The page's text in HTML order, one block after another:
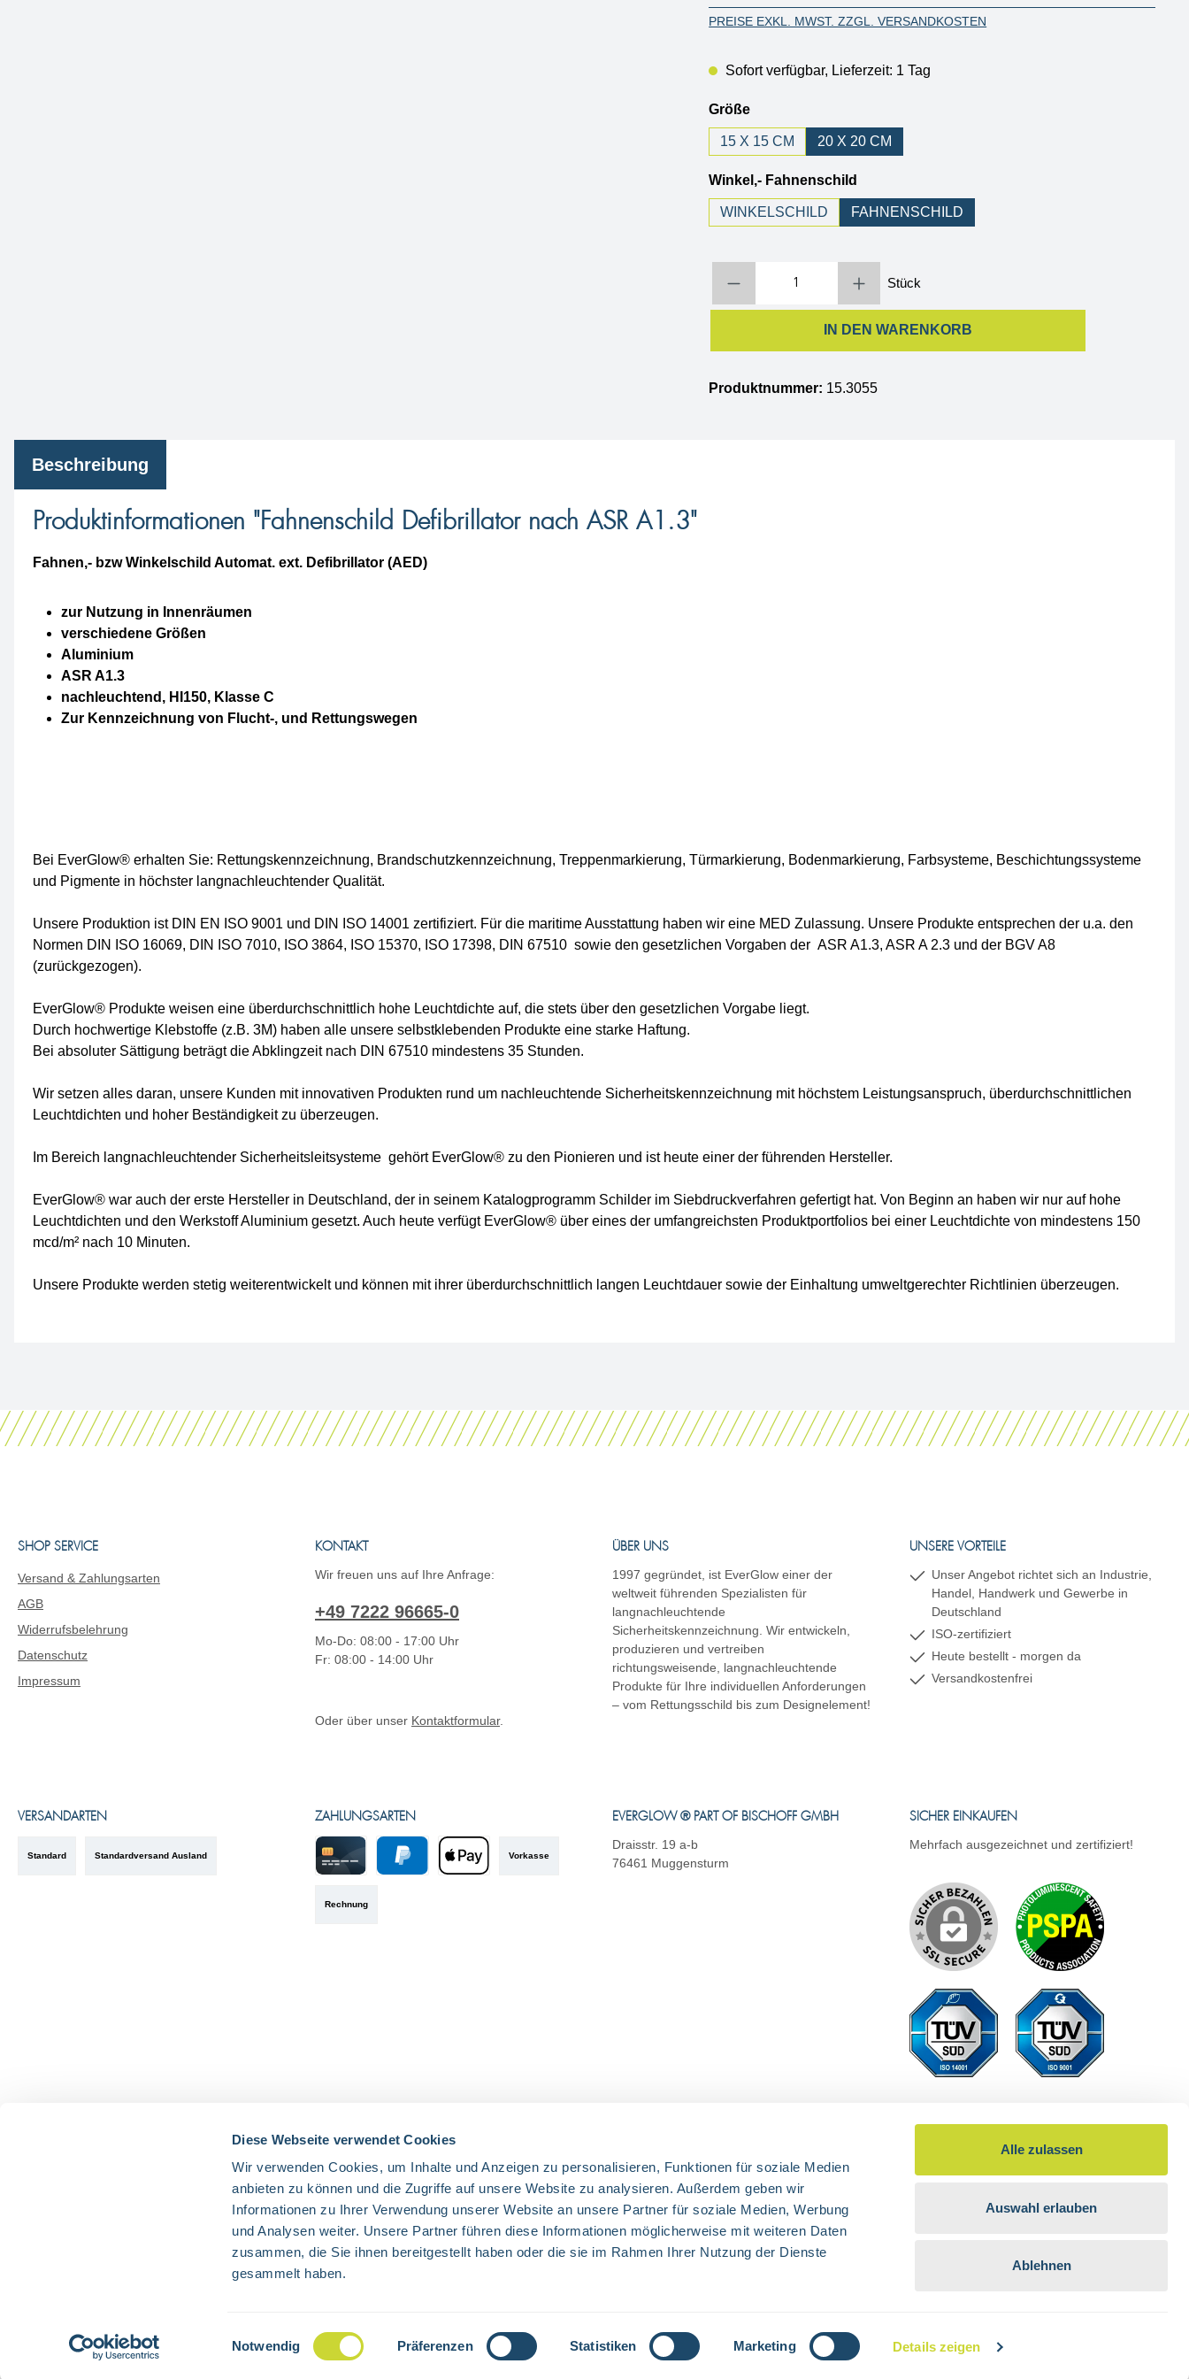
Diese Webseite verwendet Cookies
Wir verwenden Cookies, um Inhalte und Anzeigen zu personalisieren, Funktionen für soziale Medien
anbieten zu können und die Zugriffe auf unsere Website zu analysieren. Außerdem geben wir
Informationen zu Ihrer Verwendung unserer Website an unsere Partner für soziale Medien, Werbung
und Analysen weiter. Unsere Partner führen diese Informationen möglicherweise mit weiteren Daten
zusammen, die Sie ihnen bereitgestellt haben oder die sie im Rahmen Ihrer Nutzung der Dienste
gesammelt haben.
Einwilligungsauswahl
Notwendig Präferenzen Statistiken Marketing Details zeigen
Alle zulassen
Auswahl erlauben
Ablehnen
PREISE EXKL. MWST. ZZGL. VERSANDKOSTEN
Sofort verfügbar, Lieferzeit: 1 Tag
Größeauswählen
15 X 15 CM 20 X 20 CM
Winkel,- Fahnenschild
WINKELSCHILD FAHNENSCHILD
Stück
IN DEN WARENKORB
Produktnummer: 15.3055
Beschreibung
Produktinformationen "Fahnenschild Defibrillator nach ASR A1.3"
Fahnen,- bzw Winkelschild Automat. ext. Defibrillator (AED)
zur Nutzung in Innenräumen
verschiedene Größen
Aluminium
ASR A1.3
nachleuchtend, HI150, Klasse C
Zur Kennzeichnung von Flucht-, und Rettungswegen
Bei EverGlow® erhalten Sie: Rettungskennzeichnung, Brandschutzkennzeichnung, Treppenmarkierung, Türmarkierung, Bodenmarkierung, Farbsysteme, Beschichtungssysteme
und Pigmente in höchster langnachleuchtender Qualität.
Unsere Produktion ist DIN EN ISO 9001 und DIN ISO 14001 zertifiziert. Für die maritime Ausstattung haben wir eine MED Zulassung. Unsere Produkte entsprechen der u.a. den
Normen DIN ISO 16069, DIN ISO 7010, ISO 3864, ISO 15370, ISO 17398, DIN 67510 sowie den gesetzlichen Vorgaben der ASR A1.3, ASR A 2.3 und der BGV A8
(zurückgezogen).
EverGlow® Produkte weisen eine überdurchschnittlich hohe Leuchtdichte auf, die stets über den gesetzlichen Vorgabe liegt.
Durch hochwertige Klebstoffe (z.B. 3M) haben alle unsere selbstklebenden Produkte eine starke Haftung.
Bei absoluter Sättigung beträgt die Abklingzeit nach DIN 67510 mindestens 35 Stunden.
Wir setzen alles daran, unsere Kunden mit innovativen Produkten rund um nachleuchtende Sicherheitskennzeichnung mit höchstem Leistungsanspruch, überdurchschnittlichen
Leuchtdichten und hoher Beständigkeit zu überzeugen.
Im Bereich langnachleuchtender Sicherheitsleitsysteme gehört EverGlow® zu den Pionieren und ist heute einer der führenden Hersteller.
EverGlow® war auch der erste Hersteller in Deutschland, der in seinem Katalogprogramm Schilder im Siebdruckverfahren gefertigt hat. Von Beginn an haben wir nur auf hohe
Leuchtdichten und den Werkstoff Aluminium gesetzt. Auch heute verfügt EverGlow® über eines der umfangreichsten Produktportfolios bei einer Leuchtdichte von mindestens 150
mcd/m² nach 10 Minuten.
Unsere Produkte werden stetig weiterentwickelt und können mit ihrer überdurchschnittlich langen Leuchtdauer sowie der Einhaltung umweltgerechter Richtlinien überzeugen.
SHOP SERVICE
Versand & Zahlungsarten
AGB
Widerrufsbelehrung
Datenschutz
Impressum
KONTAKT
Wir freuen uns auf Ihre Anfrage:
+49 7222 96665-0
Mo-Do: 08:00 - 17:00 Uhr
Fr: 08:00 - 14:00 Uhr
Oder über unser Kontaktformular.
ÜBER UNS
1997 gegründet, ist EverGlow einer der
weltweit führenden Spezialisten für
langnachleuchtende
Sicherheitskennzeichnung. Wir entwickeln,
produzieren und vertreiben
richtungsweisende, langnachleuchtende
Produkte für Ihre individuellen Anforderungen
– vom Rettungsschild bis zum Designelement!
UNSERE VORTEILE
Unser Angebot richtet sich an Industrie,
Handel, Handwerk und Gewerbe in
Deutschland
ISO-zertifiziert
Heute bestellt - morgen da
Versandkostenfrei
VERSANDARTEN
Standard Standardversand Ausland
ZAHLUNGSARTEN
Vorkasse
Rechnung
EVERGLOW ® PART OF BISCHOFF GMBH
Draisstr. 19 a-b
76461 Muggensturm
SICHER EINKAUFEN
Mehrfach ausgezeichnet und zertifiziert!
UNSERE COMMUNITIES
FacebookTwitter LinkedInWebsite
Alle Preise exkl. gesetzl. Mehrwertsteuer zzgl.Versandkosten und ggf. Nachnahmegebühren, wenn nicht anders angegeben.
© 2026 Everglow - Alle Rechte vorbehalten. Theme by ThemeWare®